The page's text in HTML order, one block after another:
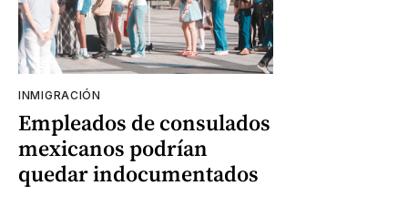
INMIGRACIÓN
Empleados de consulados
mexicanos podrían
quedar indocumentados